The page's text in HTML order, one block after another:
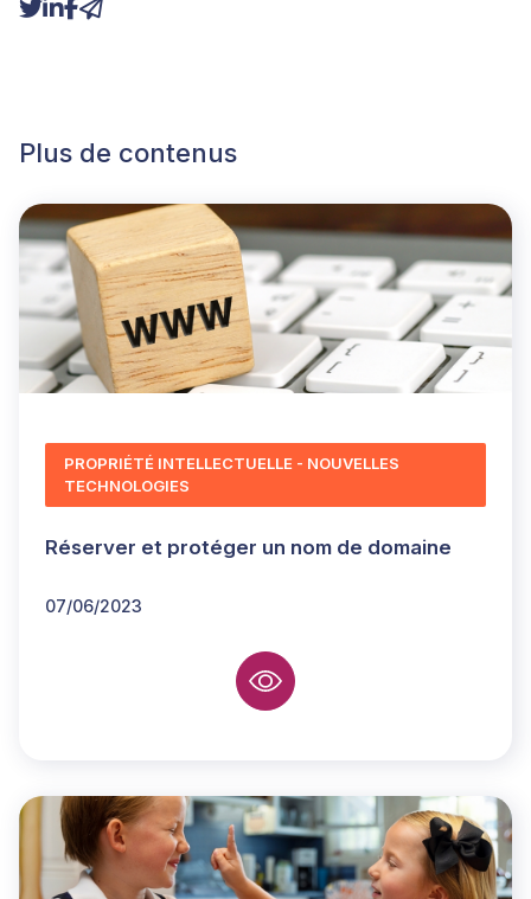
Plus de contenus
Réserver et protéger un nom de domaine
07/06/2023
PROPRIÉTÉ INTELLECTUELLE - NOUVELLES
TECHNOLOGIES